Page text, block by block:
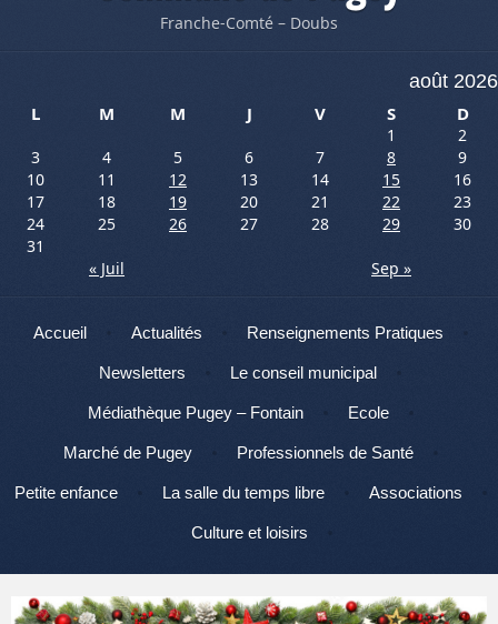
Franche-Comté – Doubs
août 2026
L
M M J V S D
1
2
3
4 5 6 7 8
9
10
11 12 13 14 15
16
17
18 19 20 21 22
23
24
25 26 27 28 29
30
31
« Juil
Sep »
Menu
Aller au contenu
Accueil Actualités Renseignements Pratiques
Newsletters Le conseil municipal
Médiathèque Pugey – Fontain Ecole
Marché de Pugey Professionnels de Santé
Petite enfance La salle du temps libre Associations
Culture et loisirs